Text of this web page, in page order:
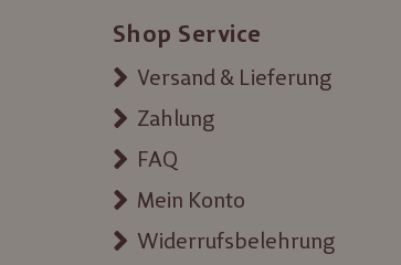
Shop Service
Versand & Lieferung
Zahlung
FAQ
Mein Konto
Widerrufsbelehrung